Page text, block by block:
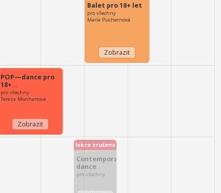
Balet pro 18+ let
pro všechny
Marie Puchernová
POP—dance pro
18+…
pro všechny
Tereza Monhartová
lekce zrušena
Contemporary
dance
pro všechny